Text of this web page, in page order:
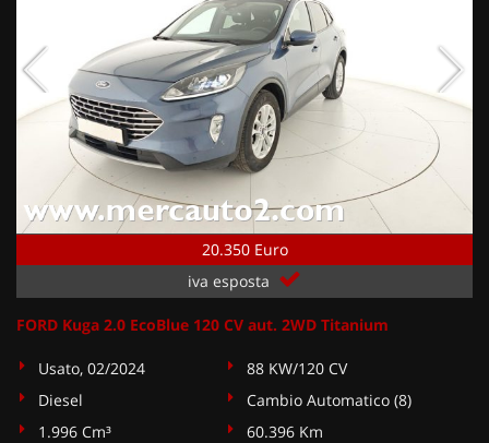
20.350 Euro
iva esposta
FORD Kuga 2.0 EcoBlue 120 CV aut. 2WD Titanium
Usato, 02/2024
88 KW/120 CV
Diesel
Cambio Automatico (8)
1.996 Cm³
60.396 Km